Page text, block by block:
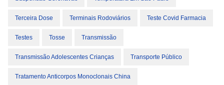
Terceira Dose Terminais Rodoviários Teste Covid Farmacia
Testes Tosse Transmissão
Transmissão Adolescentes Crianças Transporte Público
Tratamento Anticorpos Monoclonais China